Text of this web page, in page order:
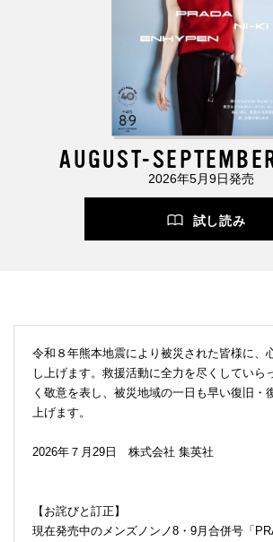
AUGUST-
2026年5月9日発売
試し読み
令和８年熊本地震により被災された皆様に、
し上げます。救援活動に全力を尽くしていら
く敬意を表し、被災地域の一日も早い復旧・
上げます。
2026年７月29日 株式会社 集英社
【お詫びと訂正】
現在発売中のメンズノンノ8・9月合併号「